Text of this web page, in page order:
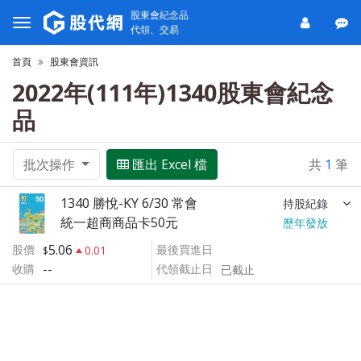
股東會紀念品
代領、交易
首頁 股東會資訊
2022年(111年)1340股東會紀念
品
批次操作 匯出 Excel 檔 共 1 筆
1340 勝悅-KY 6/30 常會 持股紀錄
統一超商商品卡50元
歷年發放
股價
5.06
0.01
收購 --
最後買進日
代領截止日
已截止